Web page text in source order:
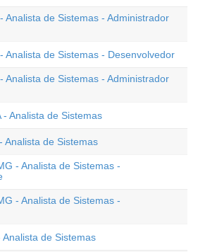
Analista de Sistemas - Administrador
Analista de Sistemas - Desenvolvedor
Analista de Sistemas - Administrador
Analista de Sistemas
Analista de Sistemas
- Analista de Sistemas -
- Analista de Sistemas -
de Sistemas